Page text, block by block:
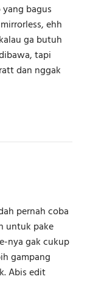
bagus
ehh
ga butuh
tapi
dan nggak
pernah coba
untuk pake
nya gak cukup
gampang
Abis edit